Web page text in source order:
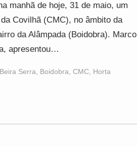
manhã de hoje, 31 de maio, um
Covilhã (CMC), no âmbito da
da Alâmpada (Boidobra). Marco
apresentou…
Beira Serra, Boidobra, CMC, Horta